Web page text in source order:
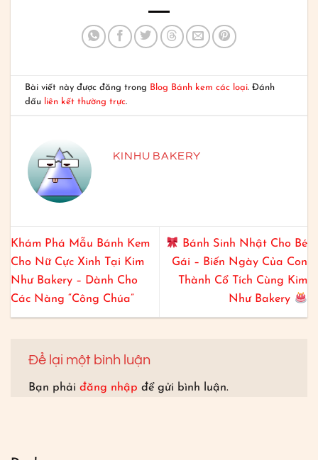
Bài viết này được đăng trong Blog Bánh kem các loại. Đánh
dấu
liên kết thường trực.
KINHU BAKERY
Khám Phá Mẫu Bánh Kem
Cho Nữ Cực Xinh Tại Kim
Như Bakery – Dành Cho
Các Nàng “Công Chúa”
Bánh Sinh Nhật Cho Bé
Gái – Biến Ngày Của Con
Thành Cổ Tích Cùng Kim
Như Bakery
Để lại một bình luận
Bạn phải đăng nhập để gửi bình luận.